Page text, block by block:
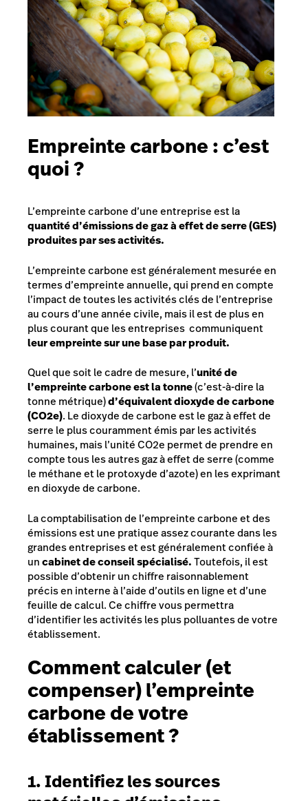
Empreinte carbone : c’est
quoi ?
L’empreinte carbone d’une entreprise est la
quantité d’émissions de gaz à effet de serre (GES)
produites par ses activités.
L’empreinte carbone est généralement mesurée en
termes d’empreinte annuelle, qui prend en compte
l’impact de toutes les activités clés de l’entreprise
au cours d’une année civile, mais il est de plus en
plus courant que les entreprises communiquent
leur empreinte sur une base par produit.
Quel que soit le cadre de mesure, l’unité de
l’empreinte carbone est la tonne(c’est-à-dire la
tonne métrique)d’équivalent dioxyde de carbone
(CO2e). Le dioxyde de carbone est le gaz à effet de
serre le plus couramment émis par les activités
humaines, mais l’unité CO2e permet de prendre en
compte tous les autres gaz à effet de serre (comme
le méthane et le protoxyde d’azote) en les exprimant
en dioxyde de carbone.
La comptabilisation de l’empreinte carbone et des
émissions est une pratique assez courante dans les
grandes entreprises et est généralement confiée à
uncabinet de conseil spécialisé.Toutefois, il est
possible d’obtenir un chiffre raisonnablement
précis en interne à l’aide d’outils en ligne et d’une
feuille de calcul. Ce chiffre vous permettra
d’identifier les activités les plus polluantes de votre
établissement.
Comment calculer (et
compenser) l’empreinte
carbone de votre
établissement ?
1. Identifiez les sources